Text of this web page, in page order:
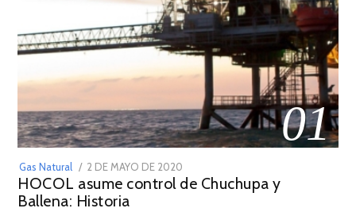
01
Gas Natural
POSTED
ON
2 DE MAYO DE 2020
DE
HOCOL asume control de Chuchupa y
Ballena: Historia